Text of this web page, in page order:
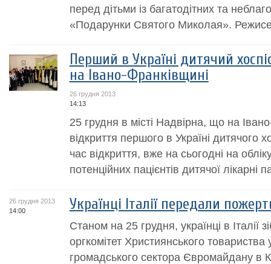
перед дітьми із багатодітних та
«Подарунки Святого Миколая».
Перший в Україні дитячий
на Івано-Франківщині
26 грудня 2013
14:13
25 грудня в місті Надвірна, що на
відкриття першого в Україні дитячого
час відкриття, вже на сьогодні на
потенційних пацієнтів дитячої лікарні
26 грудня 2013
14:00
Українці Італії передали
Станом на 25 грудня, українці в Італії
оргкомітет Християнського товариства
громадського сектора Євромайдану в